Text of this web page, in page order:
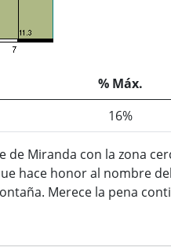
% Máx.
16%
Miranda con la zona
hace honor al nombre
Merece la pena